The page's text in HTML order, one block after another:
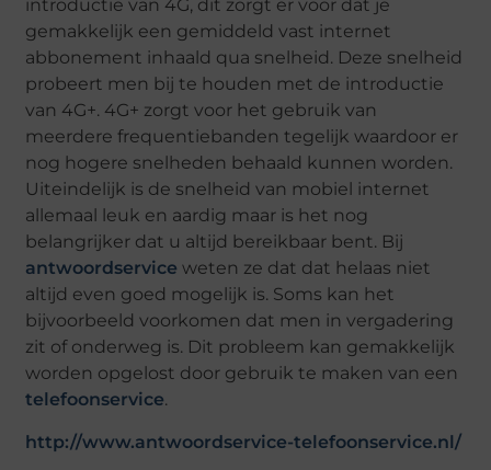
introductie van 4G, dit zorgt er voor dat je
gemakkelijk een gemiddeld vast internet
abbonement inhaald qua snelheid. Deze snelheid
probeert men bij te houden met de introductie
van 4G+. 4G+ zorgt voor het gebruik van
meerdere frequentiebanden tegelijk waardoor er
nog hogere snelheden behaald kunnen worden.
Uiteindelijk is de snelheid van mobiel internet
allemaal leuk en aardig maar is het nog
belangrijker dat u altijd bereikbaar bent. Bij
antwoordservice weten ze dat dat helaas niet
altijd even goed mogelijk is. Soms kan het
bijvoorbeeld voorkomen dat men in vergadering
zit of onderweg is. Dit probleem kan gemakkelijk
worden opgelost door gebruik te maken van een
telefoonservice.
http://www.antwoordservice-telefoonservice.nl/